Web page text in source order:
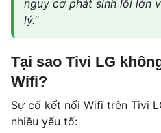
nguy cơ phát sinh lỗi lớn
lý."
Tại sao Tivi LG
Wifi?
Sự cố kết nối Wifi trên Tivi
nhiều yếu tố: